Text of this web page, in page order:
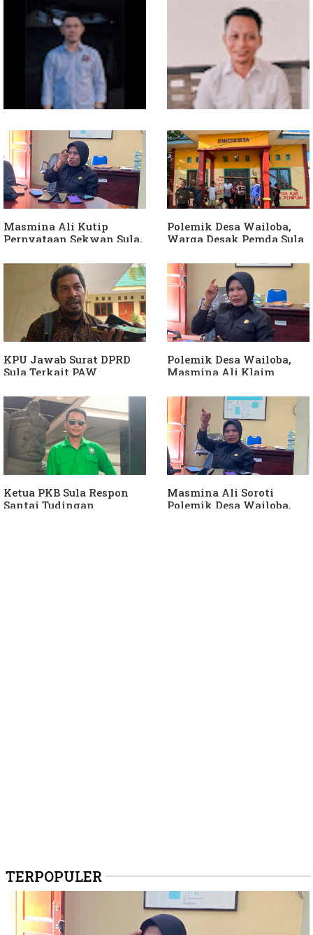
Soal Intervensi Politik,
Langkah Wakil Ketua
Komisi I Bukan
intervensi Politik
Dituding Jadikan
Bendahara Desa Wailoba
sebagai "ATM Berjalan",
Armin Soamole: Harus
Dibuktikan
Masmina Ali Kutip
Pernyataan Sekwan Sula,
Diduga Jadikan
Keponakan "ATM
Berjalan"
Polemik Desa Wailoba,
Warga Desak Pemda Sula
APH Usut Dugaan
Penyimpangan Dana Desa
KPU Jawab Surat DPRD
Sula Terkait PAW
Hanura
Polemik Desa Wailoba,
Masmina Ali Klaim
Keterlibatan Ketua PKB
Sula
Ketua PKB Sula Respon
Santai Tudingan
Masmina Ali Soroti
Polemik Desa Wailoba,
TERPOPULER